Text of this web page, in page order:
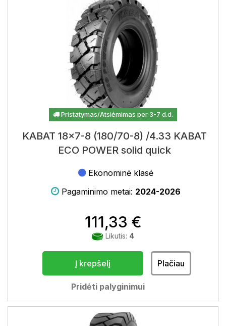
Pristatymas/Atsiėmimas per 3-7 d.d.
KABAT 18x7-8 (180/70-8) /4.33 KABAT
ECO POWER solid quick
Ekonominė klasė
Pagaminimo metai: 2024-2026
111,33 €
Likutis: 4
Į krepšelį Plačiau
Pridėti palyginimui